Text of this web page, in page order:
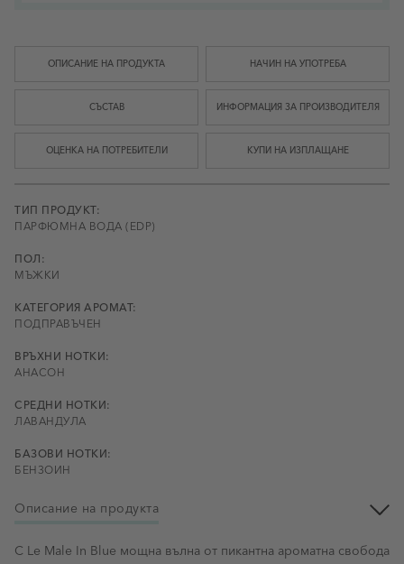
ОПИСАНИЕ НА ПРОДУКТА НАЧИН НА УПОТРЕБА
СЪСТАВ ИНФОРМАЦИЯ ЗА ПРОИЗВОДИТЕЛЯ
ОЦЕНКА НА ПОТРЕБИТЕЛИ КУПИ НА ИЗПЛАЩАНЕ
ТИП ПРОДУКТ:
ПАРФЮМНА ВОДА (EDP)
ПОЛ:
МЪЖКИ
КАТЕГОРИЯ АРОМАТ:
ПОДПРАВЪЧЕН
ВРЪХНИ НОТКИ:
АНАСОН
СРЕДНИ НОТКИ:
ЛАВАНДУЛА
БАЗОВИ НОТКИ:
БЕНЗОИН
Описание на продукта
С Le Male In Blue мощна вълна от пикантна ароматна свобода